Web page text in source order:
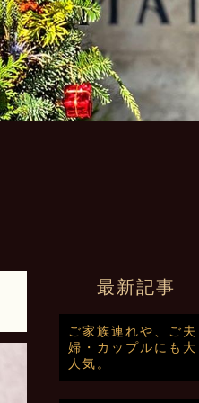
最新記事
ご家族連れや、ご夫
婦・カップルにも大
人気。